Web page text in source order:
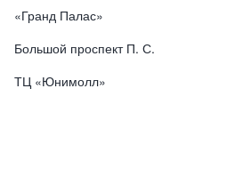
«Гранд Палас»
Большой проспект П. С.
ТЦ «Юнимолл»